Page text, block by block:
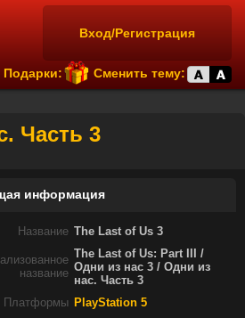
Вход/Регистрация
Подарки: Сменить тему:
Часть 3
информация
Название The Last of Us 3
название
The Last of Us: Part III /
Одни из нас 3 / Одни из
нас. Часть 3
Платформы PlayStation 5